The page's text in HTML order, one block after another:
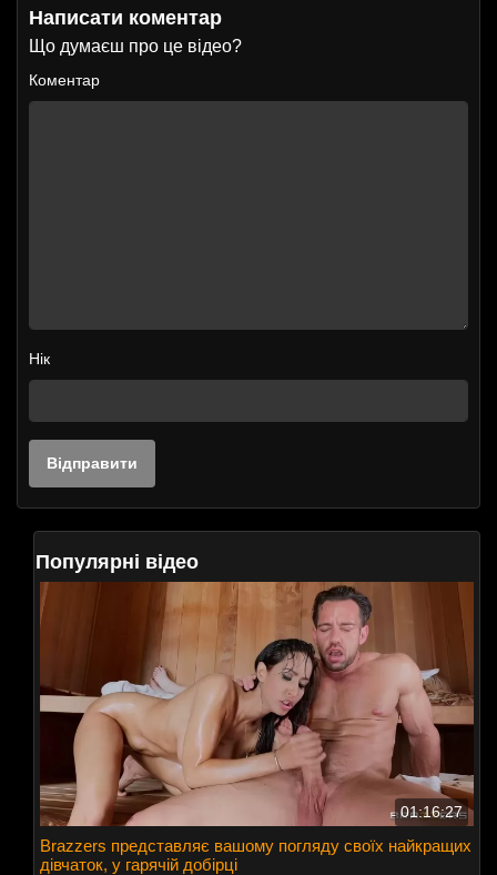
Написати коментар
Що думаєш про це відео?
Коментар
Нік
Популярні відео
01:16:27
Brazzers представляє вашому погляду своїх найкращих
дівчаток, у гарячій добірці